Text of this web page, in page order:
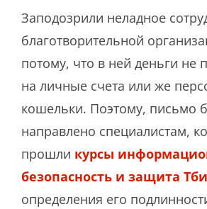
Заподозрили неладное
благотворительной
потому, что в ней деньги не
на личные счета или же
кошельки. Поэтому, письмо
направлено специалистам,
прошли курсы
безопасность и защита
определения его